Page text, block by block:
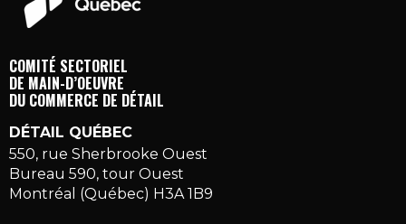
COMITÉ SECTORIEL
DE MAIN-D’OEUVRE
DU COMMERCE DE DÉTAIL
DÉTAIL QUÉBEC
550, rue Sherbrooke Ouest
Bureau 590, tour Ouest
Montréal (Québec) H3A 1B9